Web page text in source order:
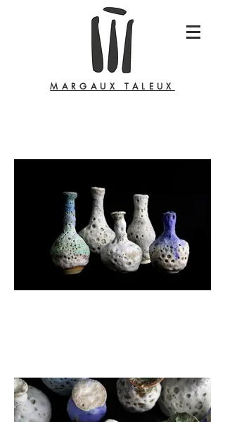
MARGAUX TALEUX